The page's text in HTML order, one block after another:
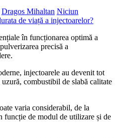
Dragos Mihaltan Niciun
de viață a injectoarelor?
în funcționarea optimă a
precisă a
injectoarele au devenit tot
combustibil de slabă calitate
varia considerabil, de la
funcție de modul de utilizare și de